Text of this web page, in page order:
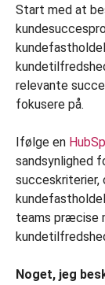
Start med at
relevante
fokusere på.
Ifølge en
sandsynlighed
succeskriterier,
teams præcise
Noget, jeg